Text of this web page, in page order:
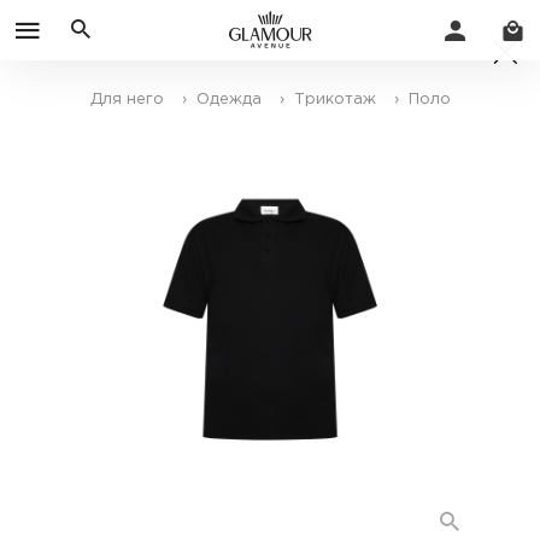
Для него › Одежда › Трикотаж › Поло